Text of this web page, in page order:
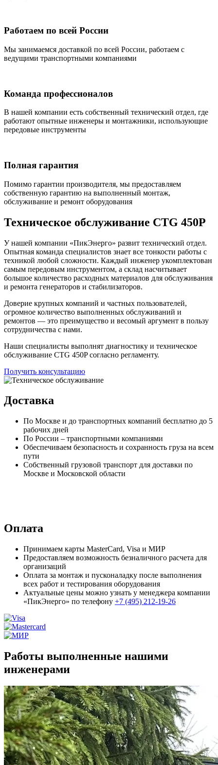
Работаем по всей России
Мы занимаемся доставкой по всей России, работаем с
ведущими транспортными компаниями
Команда профессионалов
В нашей компании есть собственный технический отдел, где
работают опытные инженеры и монтажники, использующие
передовые инструменты
Полная гарантия
Помимо гарантии производителя, мы предоставляем
собственную гарантию на выполненный монтаж,
обслуживание и ремонт оборудования
Техническое обслуживание CTG 450P
У нашей компании «ПикЭнерго» развит технический отдел.
Опытная команда специалистов знает все тонкости работы с
техникой любой сложности. Каждый инженер укомплектован
самым передовым инструментом, а склад насчитывает
большое количество расходных материалов для обслуживания
и ремонта генераторов и стабилизаторов.
Доверие крупных компаний и частных пользователей,
огромное количество выполненных обслуживаний и
ремонтов — это преимущество и весомый аргумент в пользу
сотрудничества с нами.
Наши специалисты выполнят диагностику и техническое
обслуживание CTG 450P согласно регламенту.
Получить консультацию
Доставка
По Москве и до транспортных компаний бесплатно до 5
рабочих дней
По России – транспортными компаниями
Обеспечиваем безопасность и сохранность груза на всем
пути
Собственный грузовой транспорт для доставки по
Москве и Московской области
Оплата
Принимаем карты MasterCard, Visa и МИР
Предоставляем возможность безналичного расчета для
организаций
Оплата за монтаж и пусконаладку после выполнения
всех работ и тестирования оборудования
Актуальные цены можно узнать у менеджера компании
«ПикЭнерго» по телефону +7 (495) 212-19-26
Работы выполненные нашими
инженерами